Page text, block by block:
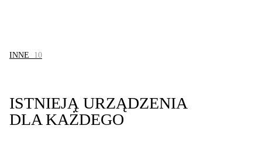
INNE 10
ISTNIEJĄ URZĄDZENIA
DLA KAŻDEGO